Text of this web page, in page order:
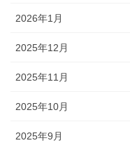
2026年1月
2025年12月
2025年11月
2025年10月
2025年9月